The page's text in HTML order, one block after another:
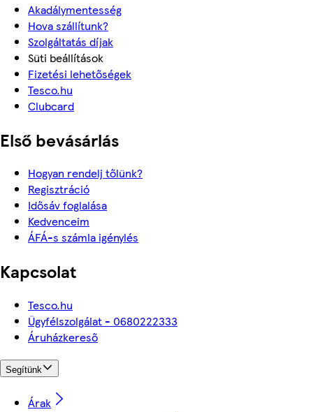
Akadálymentesség
Hova szállítunk?
Szolgáltatás díjak
Süti beállítások
Fizetési lehetőségek
Tesco.hu
Clubcard
Első bevásárlás
Hogyan rendelj tőlünk?
Regisztráció
Idősáv foglalása
Kedvenceim
ÁFÁ-s számla igénylés
Kapcsolat
Tesco.hu
Ügyfélszolgálat - 0680222333
Áruházkereső
Segítünk
Árak